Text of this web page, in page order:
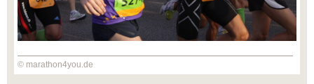
© marathon4you.de